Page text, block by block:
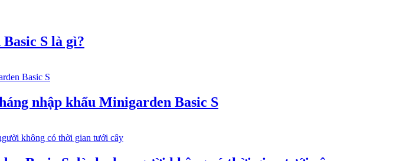
S là gì?
nhập khẩu Minigarden Basic S